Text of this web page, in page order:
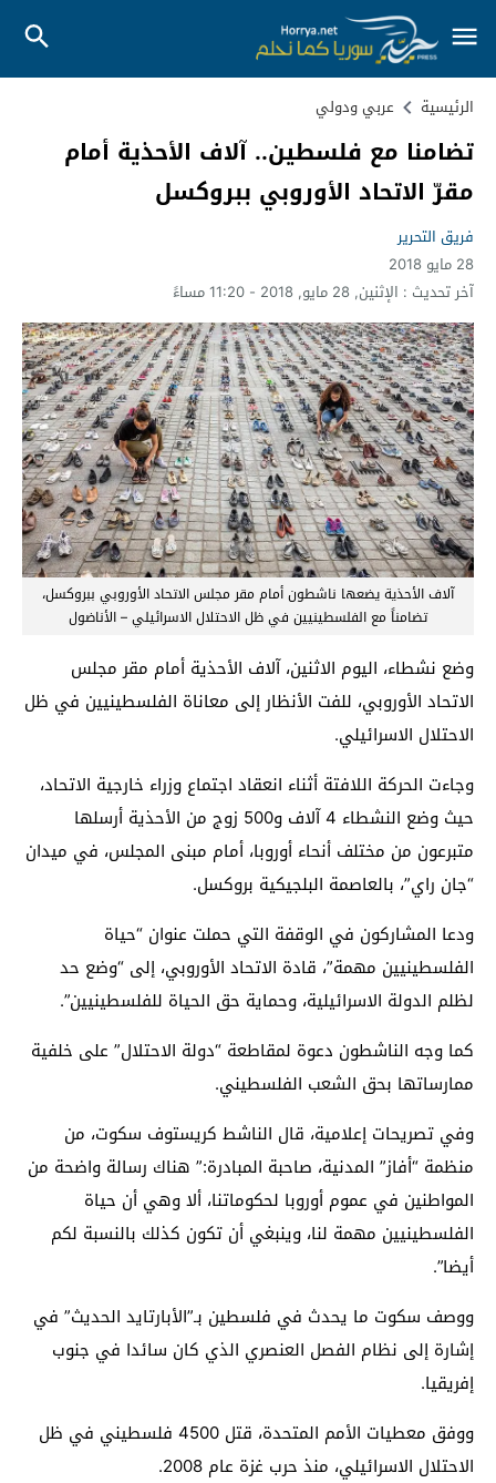
الرئيسية عربي ودولي
تضامنا مع فلسطين.. آلاف الأحذية أمام
مقرّ الاتحاد الأوروبي ببروكسل
فريق التحرير
28 مايو 2018
آخر تحديث : الإثنين, 28 مايو, 2018 - 11:20 مساءً
آلاف الأحذية يضعها ناشطون أمام مقر مجلس الاتحاد الأوروبي ببروكسل،
تضامناً مع الفلسطينيين في ظل الاحتلال الاسرائيلي – الأناضول
وضع نشطاء، اليوم الاثنين، آلاف الأحذية أمام مقر مجلس
الاتحاد الأوروبي، للفت الأنظار إلى معاناة الفلسطينيين في ظل
الاحتلال الاسرائيلي.
وجاءت الحركة اللافتة أثناء انعقاد اجتماع وزراء خارجية الاتحاد،
حيث وضع النشطاء 4 آلاف و500 زوج من الأحذية أرسلها
متبرعون من مختلف أنحاء أوروبا، أمام مبنى المجلس، في ميدان
“جان راي”، بالعاصمة البلجيكية بروكسل.
ودعا المشاركون في الوقفة التي حملت عنوان “حياة
الفلسطينيين مهمة”، قادة الاتحاد الأوروبي، إلى “وضع حد
لظلم الدولة الاسرائيلية، وحماية حق الحياة للفلسطينيين”.
كما وجه الناشطون دعوة لمقاطعة “دولة الاحتلال” على خلفية
ممارساتها بحق الشعب الفلسطيني.
وفي تصريحات إعلامية، قال الناشط كريستوف سكوت، من
منظمة “أفاز” المدنية، صاحبة المبادرة:” هناك رسالة واضحة من
المواطنين في عموم أوروبا لحكوماتنا، ألا وهي أن حياة
الفلسطينيين مهمة لنا، وينبغي أن تكون كذلك بالنسبة لكم
أيضا”.
ووصف سكوت ما يحدث في فلسطين بـ”الأبارتايد الحديث” في
إشارة إلى نظام الفصل العنصري الذي كان سائدا في جنوب
إفريقيا.
ووفق معطيات الأمم المتحدة، قتل 4500 فلسطيني في ظل
الاحتلال الاسرائيلي، منذ حرب غزة عام 2008.